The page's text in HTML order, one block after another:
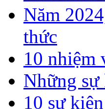
Năm
thức
10 nhiệm
Những sự
10 sự